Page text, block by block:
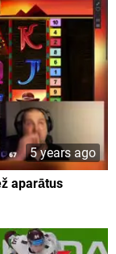
5 years ago
aparātus